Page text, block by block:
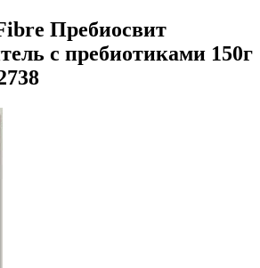
Пребиосвит
с пребиотиками 150г